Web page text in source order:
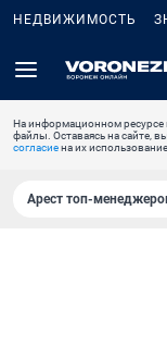
НЕДВИЖИМОСТЬ
На информационном ресурсе
файлы. Оставаясь на сайте,
согласиена их использование.
Арест топ-